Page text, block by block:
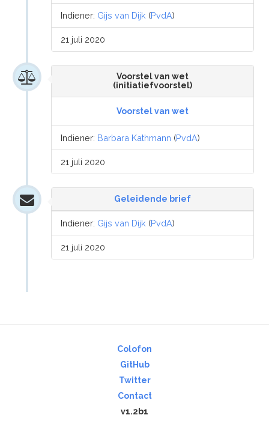
Indiener: Gijs van Dijk (PvdA)
21 juli 2020
Voorstel van wet
(initiatiefvoorstel)
Voorstel van wet
Indiener: Barbara Kathmann (PvdA)
21 juli 2020
Geleidende brief
Indiener: Gijs van Dijk (PvdA)
21 juli 2020
Colofon
GitHub
Twitter
Contact
v1.2b1